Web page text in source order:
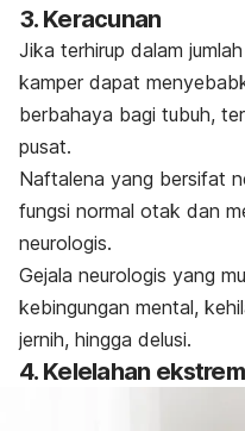
3. Keracunan
Jika terhirup dalam
kamper dapat
berbahaya bagi tubuh,
pusat.
Naftalena yang bersifat
fungsi normal otak dan
neurologis.
Gejala neurologis yang
kebingungan mental,
jernih, hingga delusi.
4. Kelelahan ekstrem